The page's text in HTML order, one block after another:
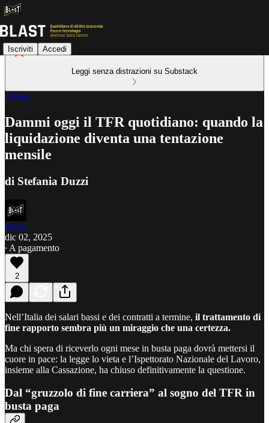
Iscriviti Accedi
Leggi senza distrazioni su Substack
Diritto
Dammi oggi il TFR quotidiano: quando la
liquidazione diventa una tentazione
mensile
di Stefania Duzzi
Blast
dic 02, 2025
∙ A pagamento
2
Nell’Italia dei salari bassi e dei contratti a termine, il trattamento di
fine rapporto sembra più un miraggio che una certezza.
Ma chi spera di riceverlo ogni mese in busta paga dovrà mettersi il
cuore in pace: la legge lo vieta e l’Ispettorato Nazionale del Lavoro,
insieme alla Cassazione, ha chiuso definitivamente la questione.
Dal “gruzzolo di fine carriera” al sogno del TFR in
busta paga